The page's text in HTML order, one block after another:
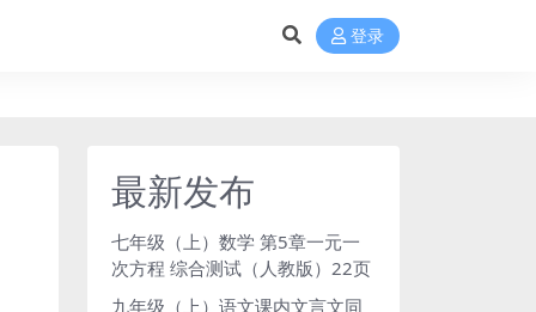
登录
最新发布
七年级（上）数学 第5章一元一
次方程 综合测试（人教版）22页
九年级（上）语文课内文言文同